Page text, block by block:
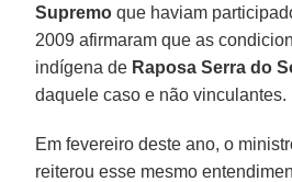
Supremo que haviam
2009 afirmaram que as
indígena de Raposa Serra do
daquele caso e não vinculantes.
Em fevereiro deste ano, o
reiterou esse mesmo